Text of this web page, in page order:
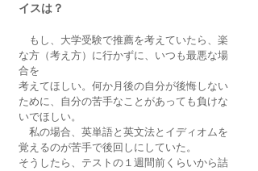
イスは？
もし、大学受験で推薦を考えていたら、楽
な方（考え方）に行かずに、いつも最悪な場
合を
考えてほしい。何か月後の自分が後悔しない
ために、自分の苦手なことがあっても負けな
いでほしい。
私の場合、英単語と英文法とイディオムを
覚えるのが苦手で後回しにしていた。
そうしたら、テストの１週間前くらいから詰